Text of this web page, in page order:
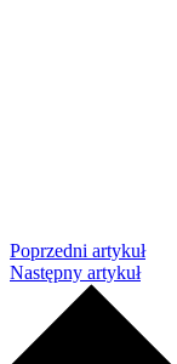
Poprzedni artykuł
Następny artykuł